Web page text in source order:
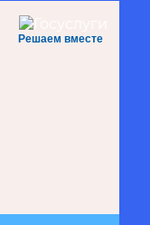
Решаем вместе